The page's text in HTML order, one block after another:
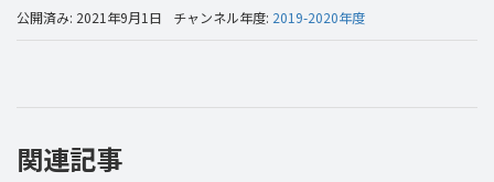
公開済み: 2021年9月1日 チャンネル年度: 2019-2020年度
関連記事